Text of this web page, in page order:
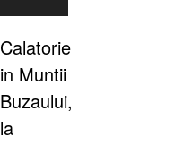
Calatorie
in Muntii
Buzaului,
la